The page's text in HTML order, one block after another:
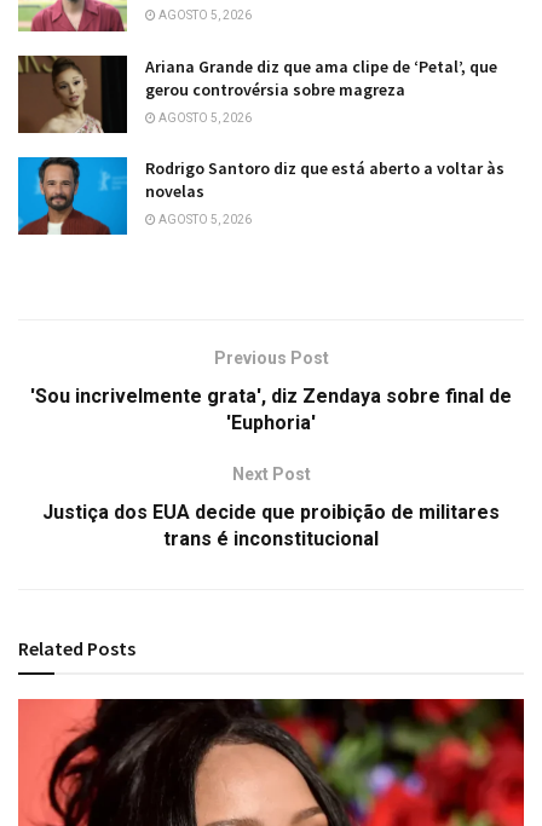
AGOSTO 5, 2026
Ariana Grande diz que ama clipe de ‘Petal’, que
gerou controvérsia sobre magreza
AGOSTO 5, 2026
Rodrigo Santoro diz que está aberto a voltar às
novelas
AGOSTO 5, 2026
Previous Post
'Sou incrivelmente grata', diz Zendaya sobre final de
'Euphoria'
Next Post
Justiça dos EUA decide que proibição de militares
trans é inconstitucional
Related Posts